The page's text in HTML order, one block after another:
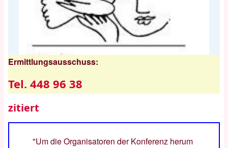
Ermittlungsausschuss:
Tel. 448 96 38
zitiert
"Um die Organisatoren der Konferenz herum